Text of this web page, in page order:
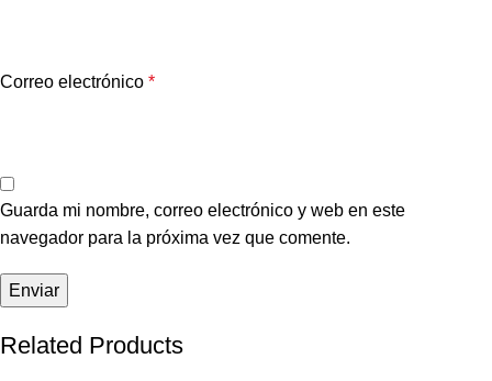
Correo electrónico *
Guarda mi nombre, correo electrónico y web en este
navegador para la próxima vez que comente.
Related Products